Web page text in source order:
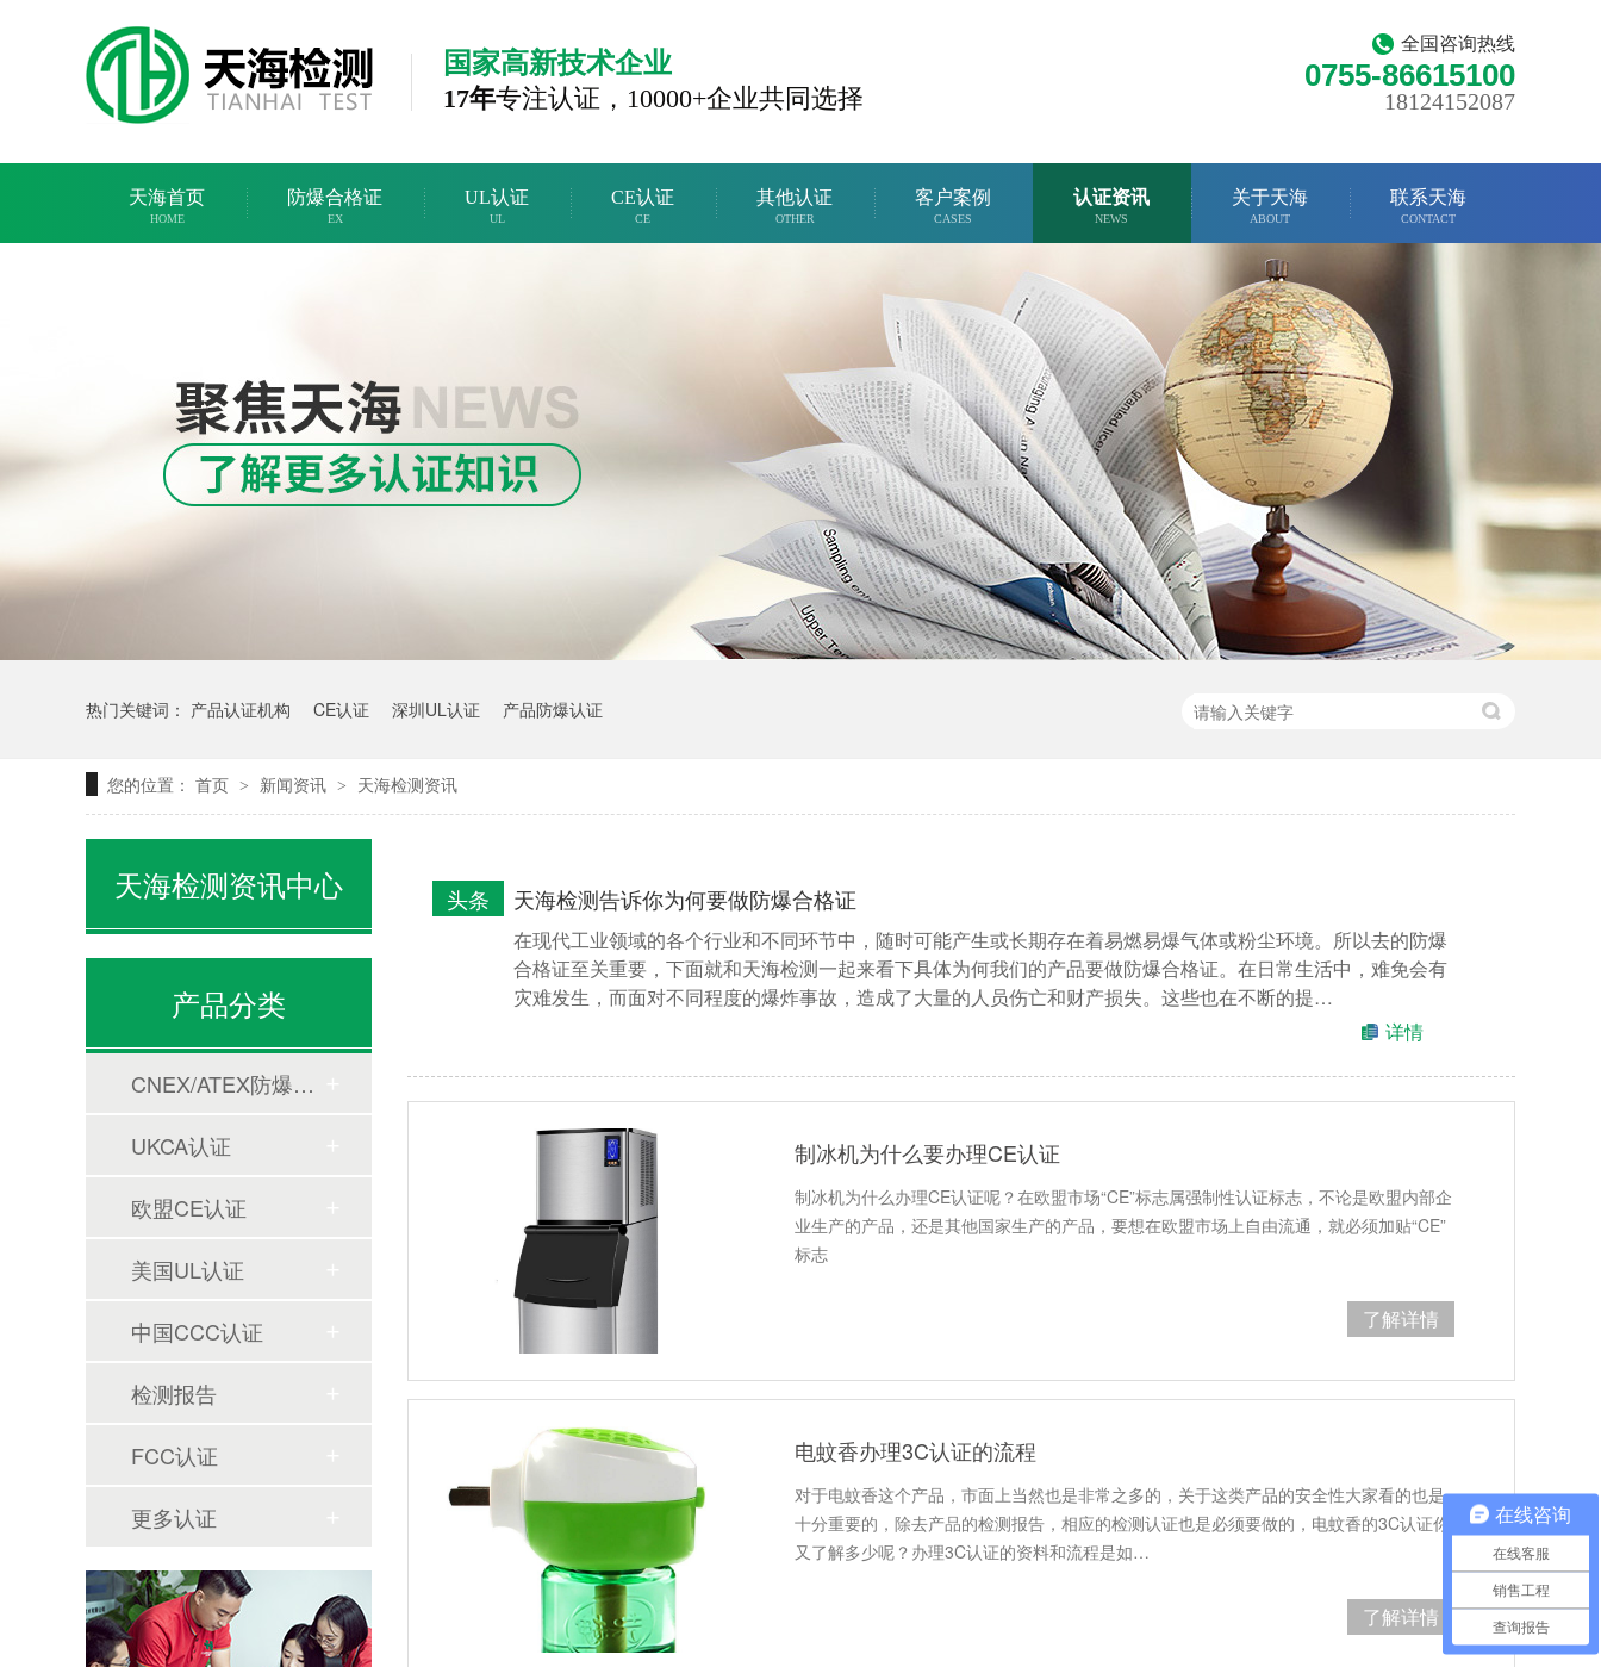
全国咨询热线
0755-86615100
18124152087
国家高新技术企业
17年专注认证， 10000+企业共同选择
天海首页
HOME
防爆合格证
EX
UL认证
UL
CE认证
CE
其他认证
OTHER
客户案例
CASES
认证资讯
NEWS
关于天海
ABOUT
联系天海
CONTACT
热门关键词： 产品认证机构 CE认证 深圳UL认证 产品防爆认证
您的位置： 首页 > 新闻资讯 > 天海检测资讯
天海检测告诉你为何要做防爆合格证
头条
在现代工业领域的各个行业和不同环节中，随时可能产生或长期存在着易燃易爆气体或粉尘环境。所以去的防爆
合格证至关重要，下面就和天海检测一起来看下具体为何我们的产品要做防爆合格证。在日常生活中，难免会有
灾难发生，而面对不同程度的爆炸事故，造成了大量的人员伤亡和财产损失。这些也在不断的提…
详情
制冰机为什么要办理CE认证
制冰机为什么办理CE认证呢？在欧盟市场“CE”标志属强制性认证标志，不论是欧盟内部企
业生产的产品，还是其他国家生产的产品，要想在欧盟市场上自由流通，就必须加贴“CE”
标志
了解详情
电蚊香办理3C认证的流程
对于电蚊香这个产品，市面上当然也是非常之多的，关于这类产品的安全性大家看的也是
十分重要的，除去产品的检测报告，相应的检测认证也是必须要做的，电蚊香的3C认证你
又了解多少呢？办理3C认证的资料和流程是如…
了解详情
天海检测资讯中心
产品分类
CNEX/ATEX防爆合格证
UKCA认证
欧盟CE认证
美国UL认证
中国CCC认证
检测报告
FCC认证
更多认证
在线咨询
在线客服
销售工程
查询报告